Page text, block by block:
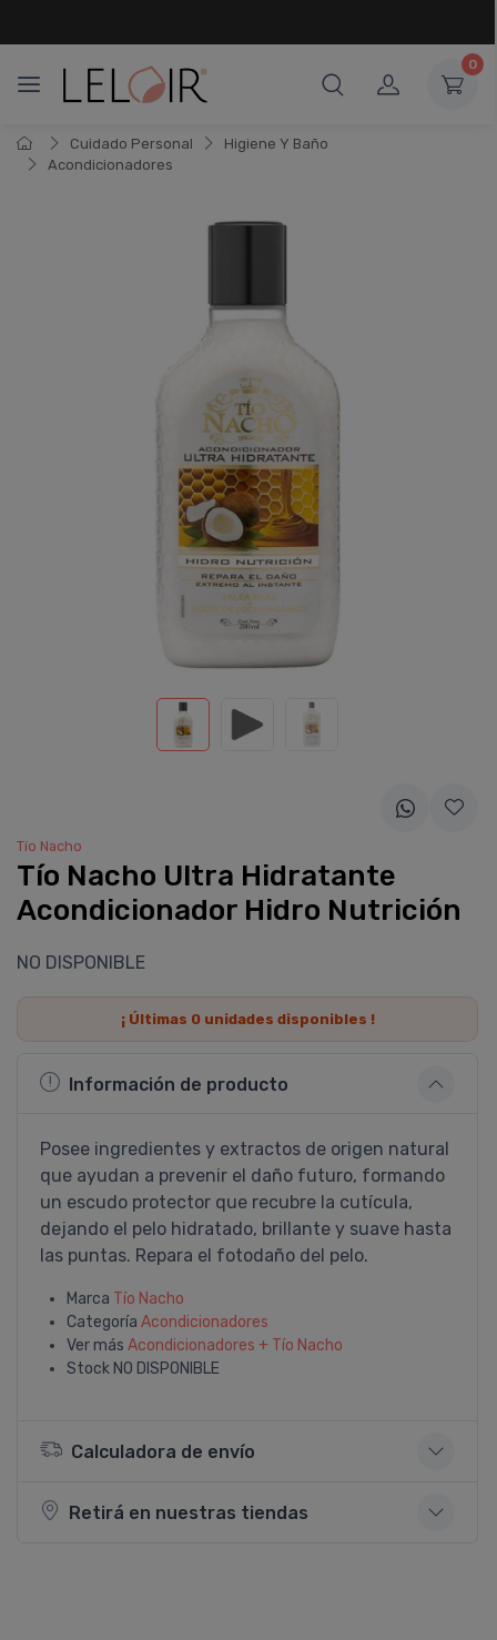
0
Cuidado Personal
Higiene Y Baño
Acondicionadores
Tí­o Nacho
Tí­o Nacho Ultra Hidratante
Acondicionador Hidro Nutrición
NO DISPONIBLE
¡ Últimas 0unidades disponibles !
Información de producto
Posee ingredientes y extractos de origen natural
que ayudan a prevenir el daño futuro, formando
un escudo protector que recubre la cutí­cula,
dejando el pelo hidratado, brillante y suave hasta
las puntas. Repara el fotodaño del pelo.
Marca Tí­o Nacho
Categoría Acondicionadores
Ver más Acondicionadores + Tí­o Nacho
Stock NO DISPONIBLE
Calculadora de envío
Retirá en nuestras tiendas